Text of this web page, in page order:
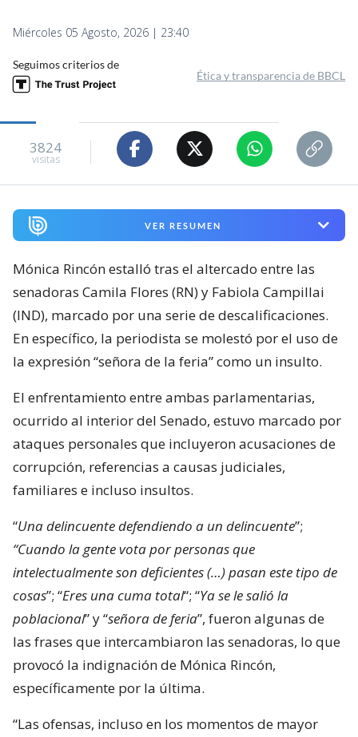
Miércoles 05 Agosto, 2026 | 23:40
Seguimos criterios de
Ética y transparencia de BBCL
3824
visitas
VER RESUMEN
Mónica Rincón estalló tras el altercado entre las
senadoras Camila Flores (RN) y Fabiola Campillai
(IND), marcado por una serie de descalificaciones.
En específico, la periodista se molestó por el uso de
la expresión “señora de la feria” como un insulto.
El enfrentamiento entre ambas parlamentarias,
ocurrido al interior del Senado, estuvo marcado por
ataques personales que incluyeron acusaciones de
corrupción, referencias a causas judiciales,
familiares e incluso insultos.
“Una delincuente defendiendo a un delincuente”;
“Cuando la gente vota por personas que
intelectualmente son deficientes (…) pasan este tipo de
cosas”; “Eres una cuma total“; “Ya se le salió la
poblacional” y “señora de feria”, fueron algunas de
las frases que intercambiaron las senadoras, lo que
provocó la indignación de Mónica Rincón,
específicamente por la última.
“Las ofensas, incluso en los momentos de mayor